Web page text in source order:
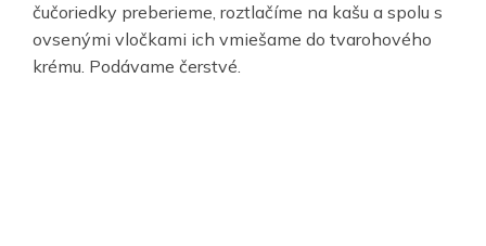
čučoriedky preberieme, roztlačíme na kašu a spolu s
ovsenými vločkami ich vmiešame do tvarohového
krému. Podávame čerstvé.